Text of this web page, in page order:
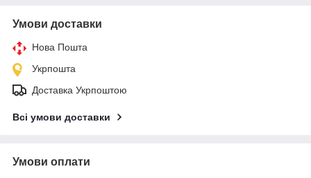
Умови доставки
Нова Пошта
Укрпошта
Доставка Укрпоштою
Всі умови доставки
Умови оплати